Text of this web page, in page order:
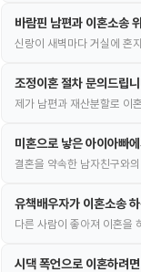
바람핀 남편과 이혼소송
신랑이 새벽마다 거실에 혼
조정이혼 절차 문의드립
제가 남편과 재산분할로 이
미혼으로 낳은 아이아빠
결혼을 약속한 남자친구와
유책배우자가 이혼소송
다른 사람이 좋아져 이혼을
시댁 폭언으로 이혼하려면